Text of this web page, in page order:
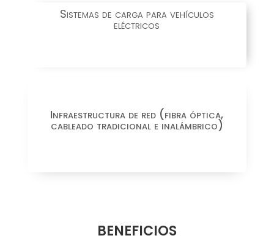
Sistemas de carga para vehículos
eléctricos
Infraestructura de red (fibra óptica,
cableado tradicional e inalámbrico)
BENEFICIOS